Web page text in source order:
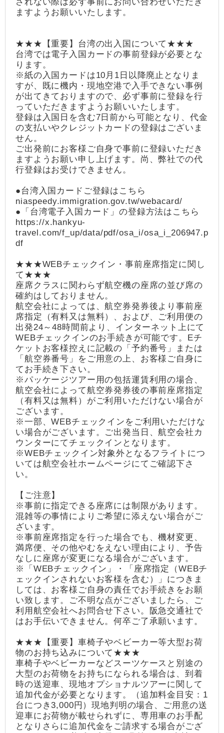
ますようお願いいたします。
★★★【重要】台湾の出入国について★★★
台湾では電子入国カードの事前登録が必要とな
ります。
※紙の入国カードは10月1日以降廃止となりま
すが、既に機内・現地空港で入手できない事例
が出てきておりますので、必ず事前に登録を行
っていただきますようお願いいたします。
登録は入国日を含む7日前から可能となり、代金
の支払いやクレジットカードの登録はございま
せん。
ご出発前にお客様ご自身で事前に登録いただき
ますようお願い申し上げます。尚、弊社での代
行登録はお受けできません。
●台湾入国カードご登録はこちら
niaspeedy.immigration.gov.tw/webacard/
●「台湾電子入国カード」の登録方法はこちら
https://x.hankyu-
travel.com/f_up/data/pdf/osa_i/osa_i_206947.p
df
★★★WEBチェックイン・事前座席指定に関し
て★★★
座席クラスに関わらず航空機の座席の並び席の
確約はしておりません。
航空会社によっては、航空券発券後より事前座
席指定（有料又は無料）、および、ご利用便の
出発24～48時間前より、インターネット上にて
WEBチェックインのお手続きが可能です。Eチ
ケットお客様控えに記載の「予約番号」または
「航空券番号」をご用意の上、お客様ご自身に
てお手続き下さい。
※パッケージツアー用の包括運賃利用の場合、
航空会社によって航空券発券後の事前座席指定
（有料又は無料）がご利用いただけない場合が
ございます。
※一部、WEBチェックインをご利用いただけな
い場合がございます。ご出発当日、航空会社カ
ウンターにてチェックインとなります。
※WEBチェックイン対象外となるフライトにつ
いては航空会社ホームページにてご確認下さ
い。
【ご注意】
※事前に指定できる座席には制限があります。
混雑等の事情によりご希望に添えない場合がご
ざいます。
※事前座席指定を行った場合でも、機材変更、
満席便、その他やむをえない理由により、予告
なしに座席が変更になる場合がございます。
※「WEBチェックイン」・「座席指定（WEBチ
ェックインされないお客様を含む）」につきま
しては、お客様ご自身の責任でお手続きをお願
い致します。ご不明な点がございましたら、ご
利用航空会社へお問合せ下さい。阪急交通社で
はお手伝いできません。何卒ご了承願います。
★★★【重要】車椅子やベビーカー等大型お荷
物のお持ち込みについて★★★
車椅子やベビーカーなどスーツケースと別途の
大型のお荷物をお持ちになられる場合は、到着
時の送迎車、現地オプショナルツアーに関して
追加代金が必要となります。（追加料金目安：1
台につき3,000円）現地判明の場合、ご用意の送
迎車にお荷物が載せられずに、専用車のお手配
となりさらに追加代金をご請求する場合がござ